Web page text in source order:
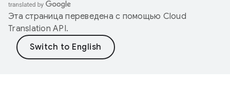
Эта страница переведена с помощью Cloud
Translation API.